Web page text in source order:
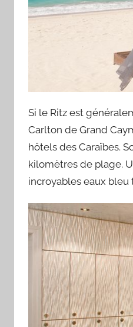
Si le Ritz est
Carlton de Grand
hôtels des Caraïbes.
kilomètres de plage.
incroyables eaux bleu